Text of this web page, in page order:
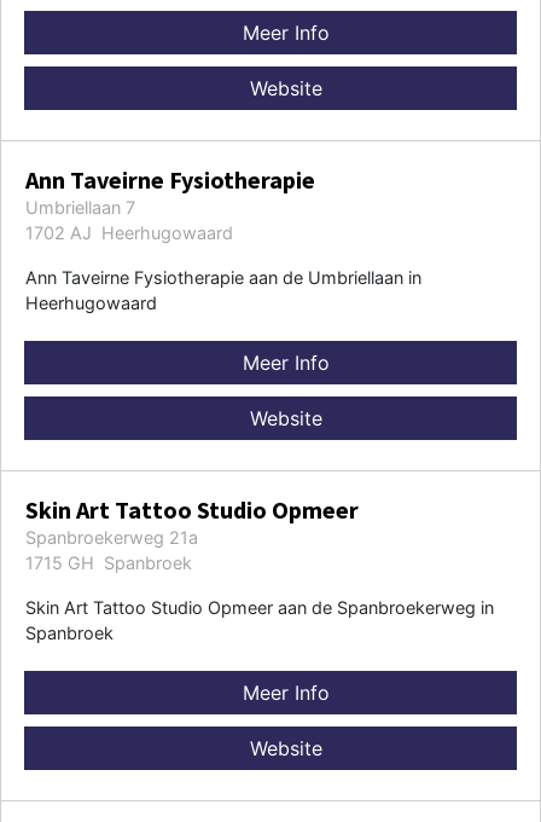
Meer Info
Website
Ann Taveirne Fysiotherapie
Umbriellaan 7
1702 AJ Heerhugowaard
Ann Taveirne Fysiotherapie aan de Umbriellaan in
Heerhugowaard
Meer Info
Website
Skin Art Tattoo Studio Opmeer
Spanbroekerweg 21a
1715 GH Spanbroek
Skin Art Tattoo Studio Opmeer aan de Spanbroekerweg in
Spanbroek
Meer Info
Website